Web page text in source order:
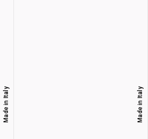
Made in Italy Made in Italy